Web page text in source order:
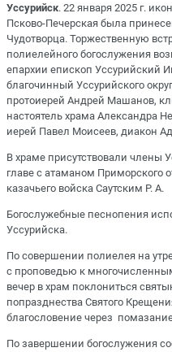
Уссурийск. 22 января 2025 г.
Псково-Печерская была
Чудотворца. Торжественную
полиелейного богослужения
епархии епископ Уссурийский
благочинный Уссурийского
протоиерей Андрей Машанов,
настоятель храма Александра
иерей Павел Моисеев, диакон
В храме присутствовали члены
главе с атаманом Приморского
казачьего войска Саутским Р. А.
Богослужебные песнопения
Уссурийска.
По совершении полиелея на
с проповедью к
вечер в храм поклониться
попразднества Святого
благословение через
По завершении богослужения